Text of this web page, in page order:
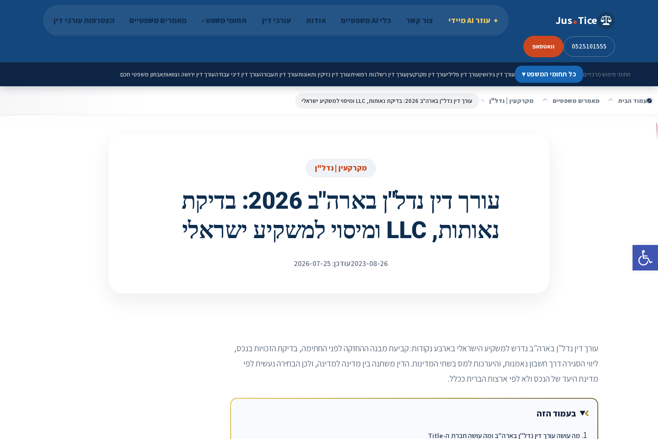
פתח סרגל נגישות
Jus Tice עוזר AI מיידי צור קשר כלי AI משפטיים אודות עורכי דין תחומי משפט מאמרים משפטיים הצטרפות עורכי דין
0525101555 וואטסאפ
תחומי חיפוש מרכזיים כל תחומי המשפט▾ עורך דין גירושיןעורך דין פליליעורך דין מקרקעיןעורך דין רשלנות רפואיתעורך דין נזיקין ותאונותעורך דין תעבורהעורך דין דיני עבודהעורך דין ירושה וצוואותאבחון משפטי חכם
עמוד הבית מאמרים משפטיים מקרקעין | נדל"ן עורך דין נדל"ן בארה"ב 2026: בדיקת נאותות, LLC ומיסוי למשקיע ישראלי
מקרקעין | נדל"ן
עורך דין נדל"ן בארה"ב 2026: בדיקת
נאותות, LLC ומיסוי למשקיע ישראלי
2023-08-26עודכן: 2026-07-25
עורך דין נדל"ן בארה"ב נדרש למשקיע הישראלי בארבע נקודות: קביעת מבנה ההחזקה לפני החתימה, בדיקת הזכויות בנכס,
ליווי הסגירה דרך חשבון נאמנות, והיערכות למס בשתי המדינות. הדין משתנה בין מדינה למדינה, ולכן הבחירה נעשית לפי
מדינת היעד של הנכס ולא לפי ארצות הברית ככלל.
בעמוד הזה
מה עושה עורך דין נדל"ן בארה"ב ומה עושה חברת ה-Title